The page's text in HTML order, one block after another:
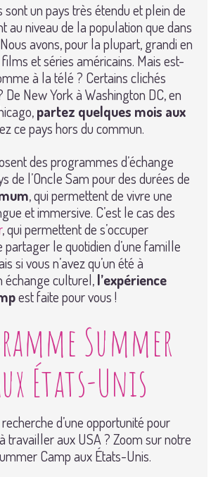
sont un pays très étendu et plein de
au niveau de la population que dans
avons, pour la plupart, grandi en
et séries américains. Mais est-
à la télé ? Certains clichés
New York à Washington DC, en
partez quelques mois aux
ce pays hors du commun.
des programmes d’échange
de l’Oncle Sam pour des durées de
, qui permettent de vivre une
et immersive. C’est le cas des
, qui permettent de s’occuper
partager le quotidien d’une famille
si vous n’avez qu’un été à
échange culturel,l’expérience
est faite pour vous !
Summer
États-Unis
d’une opportunité pour
travailler aux USA ? Zoom sur notre
Camp aux États-Unis.